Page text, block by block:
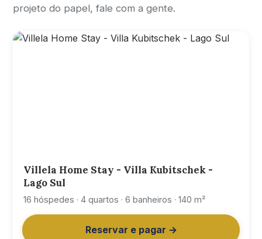
projeto do papel, fale com a gente.
Villela Home Stay - Villa Kubitschek -
Lago Sul
16 hóspedes · 4 quartos · 6 banheiros · 140 m²
Reservar e pagar →